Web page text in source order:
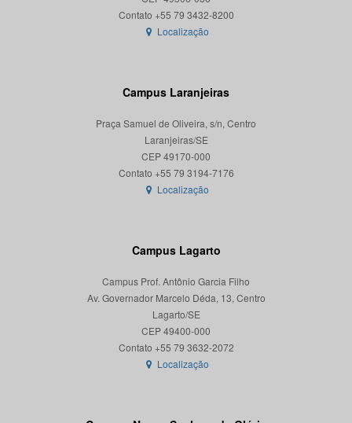
Localização
Campus Laranjeiras
Praça Samuel de Oliveira, s/n, Centro
Laranjeiras/SE
CEP 49170-000
Localização
Campus Lagarto
Campus Prof. Antônio Garcia Filho
Av. Governador Marcelo Déda, 13, Centro
Lagarto/SE
CEP 49400-000
Localização